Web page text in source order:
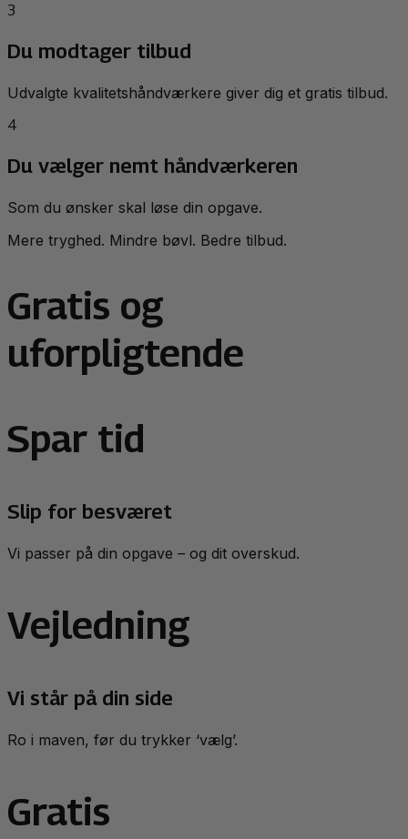
3
Du modtager tilbud
Udvalgte kvalitetshåndværkere giver dig et gratis tilbud.
4
Du vælger nemt håndværkeren
Som du ønsker skal løse din opgave.
Mere tryghed. Mindre bøvl. Bedre tilbud.
Gratis og
uforpligtende
Spar tid
Slip for besværet
Vi passer på din opgave – og dit overskud.
Vejledning
Vi står på din side
Ro i maven, før du trykker ‘vælg’.
Gratis